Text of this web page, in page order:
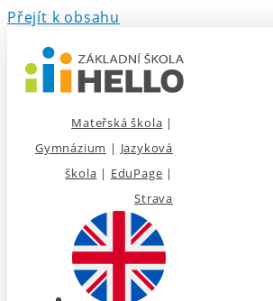
Přejít k obsahu
Mateřská škola |
Gymnázium | Jazyková
škola | EduPage |
Strava